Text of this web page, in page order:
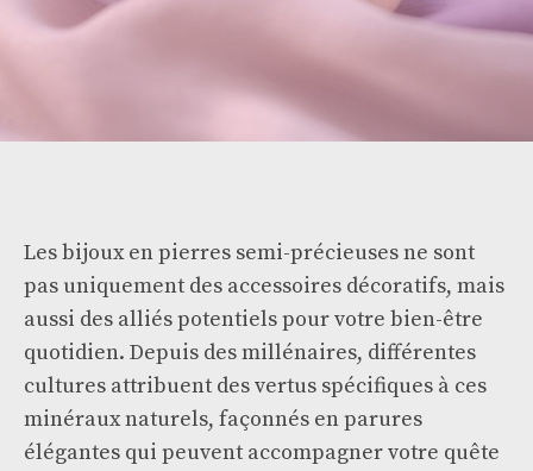
Les bijoux en pierres semi-précieuses ne sont
pas uniquement des accessoires décoratifs, mais
aussi des alliés potentiels pour votre bien-être
quotidien. Depuis des millénaires, différentes
cultures attribuent des vertus spécifiques à ces
minéraux naturels, façonnés en parures
élégantes qui peuvent accompagner votre quête